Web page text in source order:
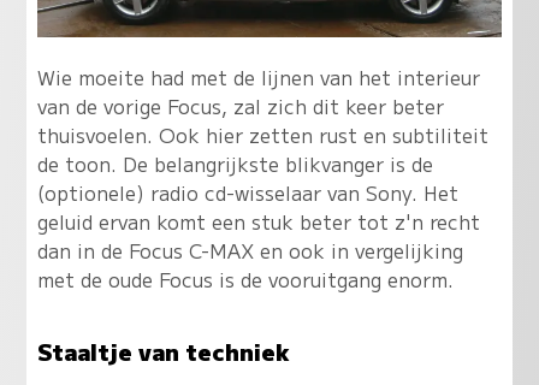
Wie moeite had met de lijnen van het interieur
van de vorige Focus, zal zich dit keer beter
thuisvoelen. Ook hier zetten rust en subtiliteit
de toon. De belangrijkste blikvanger is de
(optionele) radio cd-wisselaar van Sony. Het
geluid ervan komt een stuk beter tot z'n recht
dan in de Focus C-MAX en ook in vergelijking
met de oude Focus is de vooruitgang enorm.
Staaltje van techniek